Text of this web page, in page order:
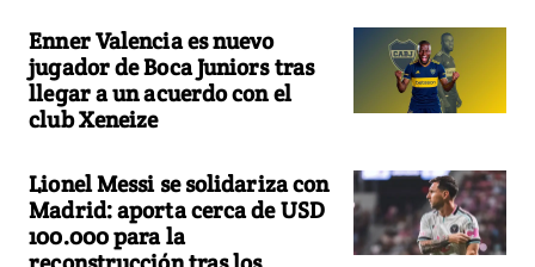
Enner Valencia es nuevo
jugador de Boca Juniors tras
llegar a un acuerdo con el
club Xeneize
Lionel Messi se solidariza con
Madrid: aporta cerca de USD
100.000 para la